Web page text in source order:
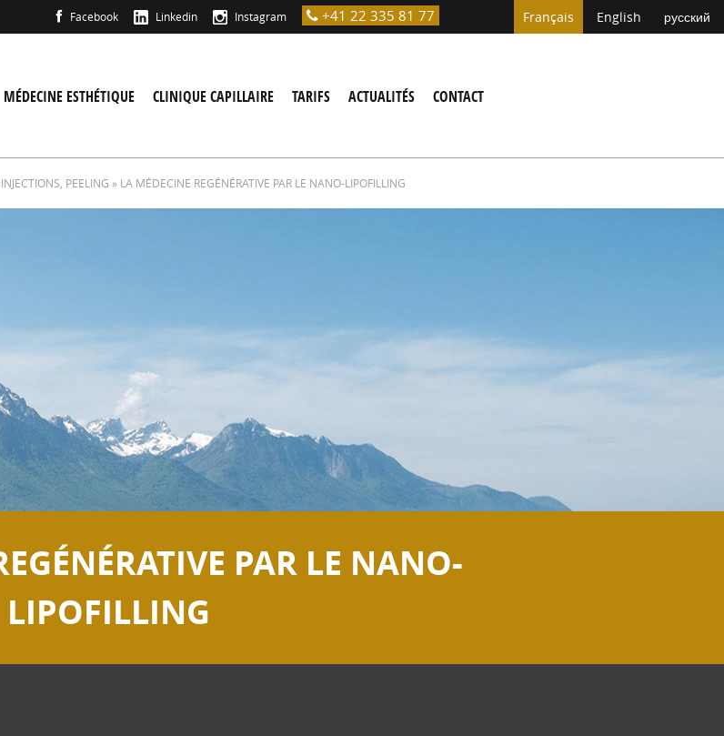
Facebook Linkedin Instagram  +41 22 335 81 77 Français English русский
MÉDECINE ESTHÉTIQUE CLINIQUE CAPILLAIRE TARIFS ACTUALITÉS CONTACT
PEELING » LA MÉDECINE REGÉNÉRATIVE PAR LE NANO-LIPOFILLING
PAR LE NANO-
LIPOFILLING